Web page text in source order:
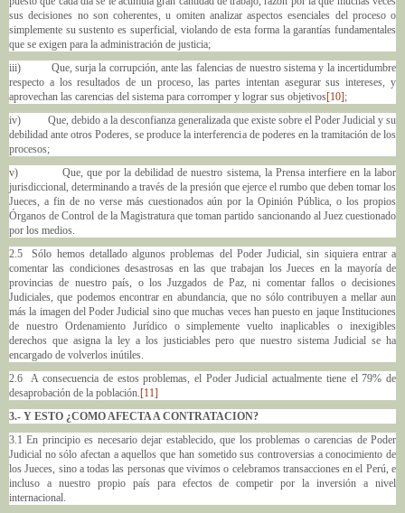
sus decisiones no son coherentes, u omiten analizar aspectos esenciales del proceso o
simplemente su sustento es superficial, violando de esta forma la garantías fundamentales
que se exigen para la administración de justicia;
iii) Que, surja la corrupción, ante las falencias de nuestro sistema y la incertidumbre
respecto a los resultados de un proceso, las partes intentan asegurar sus intereses, y
aprovechan las carencias del sistema para corromper y lograr sus objetivos[10];
iv) Que, debido a la desconfianza generalizada que existe sobre el Poder Judicial y su
debilidad ante otros Poderes, se produce la interferencia de poderes en la tramitación de los
procesos;
v) Que, que por la debilidad de nuestro sistema, la Prensa interfiere en la labor
jurisdiccional, determinando a través de la presión que ejerce el rumbo que deben tomar los
Jueces, a fin de no verse más cuestionados aún por la Opinión Pública, o los propios
Órganos de Control de la Magistratura que toman partido sancionando al Juez cuestionado
por los medios.
2.5 Sólo hemos detallado algunos problemas del Poder Judicial, sin siquiera entrar a
comentar las condiciones desastrosas en las que trabajan los Jueces en la mayoría de
provincias de nuestro país, o los Juzgados de Paz, ni comentar fallos o decisiones
Judiciales, que podemos encontrar en abundancia, que no sólo contribuyen a mellar aun
más la imagen del Poder Judicial sino que muchas veces han puesto en jaque Instituciones
de nuestro Ordenamiento Jurídico o simplemente vuelto inaplicables o inexigibles
derechos que asigna la ley a los justiciables pero que nuestro sistema Judicial se ha
encargado de volverlos inútiles.
2.6 A consecuencia de estos problemas, el Poder Judicial actualmente tiene el 79% de
desaprobación de la población. [11]
3.- Y ESTO ¿COMO AFECTA A CONTRATACION?
3.1 En principio es necesario dejar establecido, que los problemas o carencias de Poder
Judicial no sólo afectan a aquellos que han sometido sus controversias a conocimiento de
los Jueces, sino a todas las personas que vivimos o celebramos transacciones en el Perú, e
incluso a nuestro propio país para efectos de competir por la inversión a nivel
internacional.